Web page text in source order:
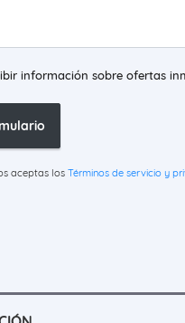
información sobre ofertas
aceptas los Términos de servicio y